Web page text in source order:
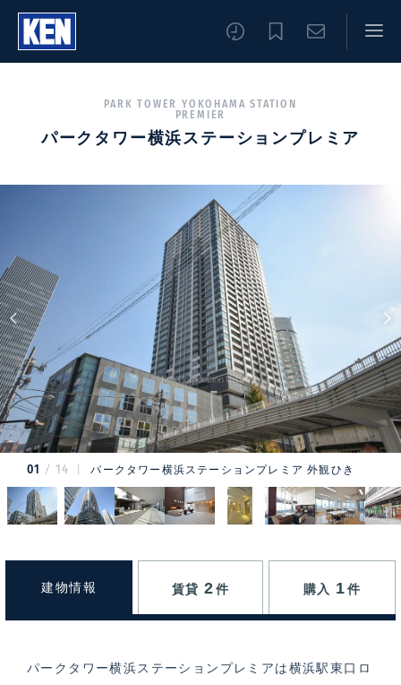
PARK TOWER YOKOHAMA STATION
PREMIER
パークタワー横浜ステーションプレミア
01 14 パークタワー横浜ステーションプレミア 外観ひき
建物情報 賃貸 2 件 購入 1 件
パークタワー横浜ステーションプレミアは横浜駅東口ロ